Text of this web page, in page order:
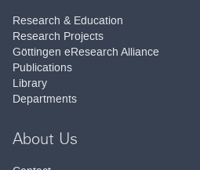
Research & Education
Research Projects
Göttingen eResearch Alliance
Publications
Library
Departments
About Us